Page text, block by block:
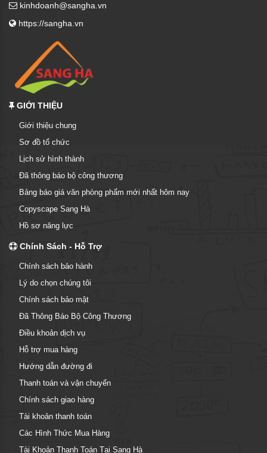
kinhdoanh@sangha.vn
https://sangha.vn
GIỚI THIỆU
Giới thiệu chung
Sơ đồ tổ chức
Lịch sử hình thành
Đã thông báo bộ công thương
Bảng báo giá văn phòng phẩm mới nhất hôm nay
Copyscape Sang Hà
Hồ sơ năng lực
Chính Sách - Hỗ Trợ
Chính sách bảo hành
Lý do chọn chúng tôi
Chính sách bảo mật
Đã Thông Báo Bộ Công Thương
Điều khoản dịch vụ
Hỗ trợ mua hàng
Hướng dẫn đường đi
Thanh toán và vận chuyển
Chính sách giao hàng
Tài khoản thanh toán
Các Hình Thức Mua Hàng
Tài Khoản Thanh Toán Tại Sang Hà